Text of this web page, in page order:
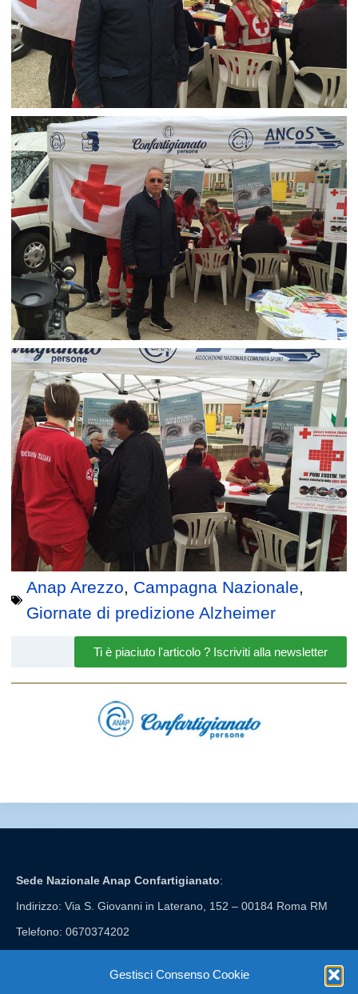
Gestisci Consenso Cookie
Anap Arezzo, Campagna Nazionale,
Giornate di predizione Alzheimer
Ti è piaciuto l'articolo ? Iscriviti alla newsletter
Sede Nazionale Anap Confartigianato:
Indirizzo: Via S. Giovanni in Laterano, 152 – 00184 Roma RM
Telefono: 0670374202